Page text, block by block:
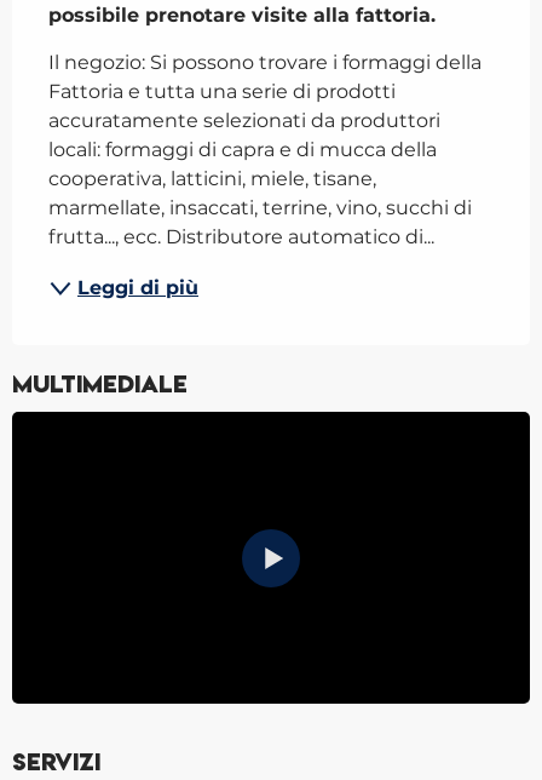
possibile prenotare visite alla fattoria.
Il negozio: Si possono trovare i formaggi della
Fattoria e tutta una serie di prodotti
accuratamente selezionati da produttori
locali: formaggi di capra e di mucca della
cooperativa, latticini, miele, tisane,
marmellate, insaccati, terrine, vino, succhi di
frutta..., ecc. Distributore automatico di...
Leggi di più
Multimediale
Servizi